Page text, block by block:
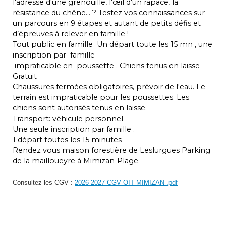
résistance du chêne… ? Testez vos connaissances sur
un parcours en 9 étapes et autant de petits défis et
d’épreuves à relever en famille !
Tout public en famille Un départ toute les 15 mn , une
inscription par famille
impraticable en poussette . Chiens tenus en laisse
Gratuit
Chaussures fermées obligatoires, prévoir de l'eau. Le
terrain est impraticable pour les poussettes. Les
chiens sont autorisés tenus en laisse.
Transport: véhicule personnel
Une seule inscription par famille .
1 départ toutes les 15 minutes
Rendez vous maison forestière de Leslurgues Parking
de la mailloueyre à Mimizan-Plage.
Consultez les CGV : 2026 2027 CGV OIT MIMIZAN .pdf